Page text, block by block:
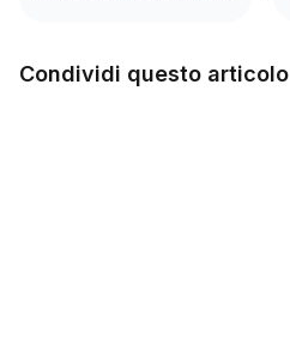
Condividi questo articolo